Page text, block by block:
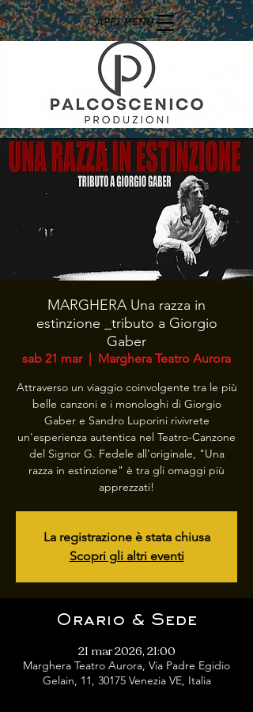
APRI MENÙ
MARGHERA Una razza in
estinzione _tributo a Giorgio
Gaber
sab 21 mar
  |
Marghera Teatro Aurora
Attraverso un viaggio coinvolgente tra le più
belle canzoni e i monologhi di Giorgio
Gaber e Sandro Luporini rivivrete
un'esperienza autentica nel Teatro-Canzone
del Signor G. Fedele all'originale, "Una
razza in estinzione" è tra gli omaggi più
apprezzati!
La registrazione è stata chiusa
Scopri gli altri eventi
Orario & Sede
21 mar 2026, 21:00
Marghera Teatro Aurora, Via Padre Egidio
Gelain, 11, 30175 Venezia VE, Italia